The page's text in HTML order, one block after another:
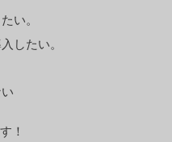
い。
したい。
！